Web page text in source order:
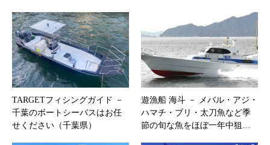
TARGETフィシングガイド －
千葉のボートシーバスはお任
せください（千葉県）
遊漁船 海斗 － メバル・アジ・
ハマチ・ブリ・太刀魚など季
節の旬な魚をほぼ一年中狙…